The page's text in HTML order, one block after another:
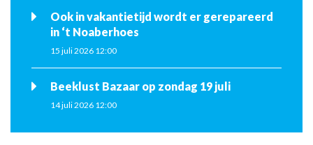
Ook in vakantietijd wordt er gerepareerd
in ‘t Noaberhoes
15 juli 2026 12:00
Beeklust Bazaar op zondag 19 juli
14 juli 2026 12:00